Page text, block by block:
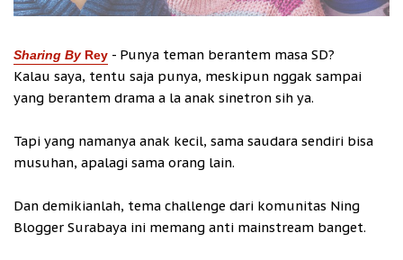
Sharing By Rey - Punya teman berantem masa SD?
Kalau saya, tentu saja punya, meskipun nggak sampai
yang berantem drama a la anak sinetron sih ya.
Tapi yang namanya anak kecil, sama saudara sendiri bisa
musuhan, apalagi sama orang lain.
Dan demikianlah, tema challenge dari komunitas Ning
Blogger Surabaya ini memang anti mainstream banget.